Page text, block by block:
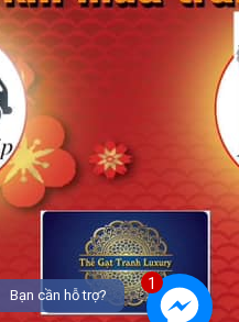
1
Bạn cần hỗ trợ?